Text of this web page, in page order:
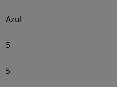
Azul
5
5